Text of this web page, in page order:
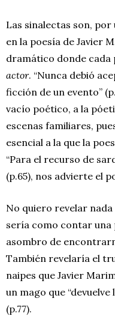
Las sinalectas son,
en la poesía de Javier
dramático donde cada
actor. “Nunca debió
ficción de un evento”
vacío poético, a la
escenas familiares,
esencial a la que la
“Para el recurso de
(p.65), nos advierte el
No quiero revelar
sería como contar una
asombro de
También revelaría el
naipes que Javier
un mago que
(p.77).